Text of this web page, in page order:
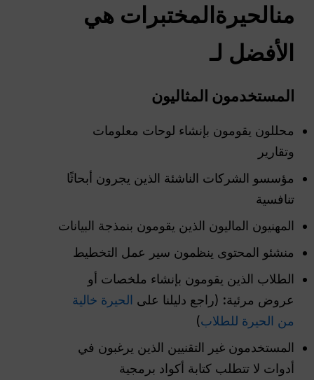
منالحيرةالمختبرات هي
الأفضل لـ
المستخدمون المثاليون
محللون يقومون بإنشاء لوحات معلومات
وتقارير
مؤسسو الشركات الناشئة الذين يجرون أبحاثًا
تنافسية
المهنيون الماليون الذين يقومون بنمذجة البيانات
منشئو المحتوى ينظمون سير عمل التخطيط
الطلاب الذين يقومون بإنشاء ملخصات أو
عروض مرئية: (راجع دليلنا على الحيرة خالية
من الحيرة للطلاب)
المستخدمون غير التقنيين الذين يرغبون في
أدوات لا تتطلب كتابة أكواد برمجية